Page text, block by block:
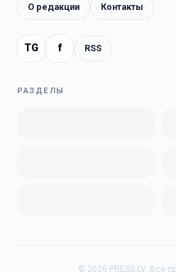
О редакции Контакты
TG f RSS
РАЗДЕЛЫ
© 2026 PRESS.LV. Все